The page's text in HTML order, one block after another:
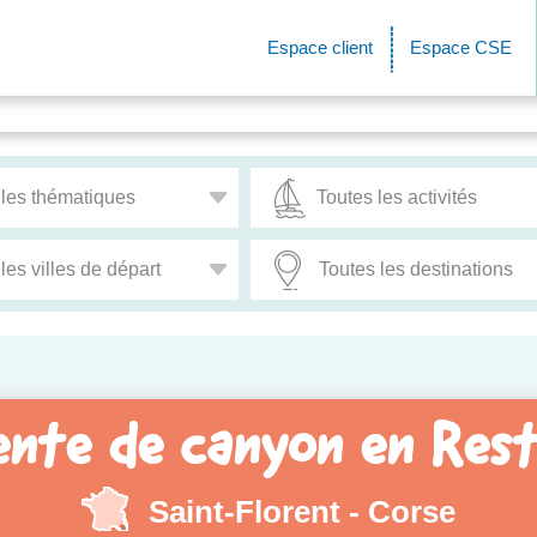
Espace client Espace CSE
de canyon en
Saint-Florent - Corse